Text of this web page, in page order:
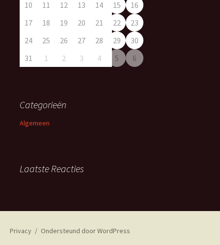
10
11 12 13 14 15
16
17
18 19 20 21 22
23
24
25 26 27 28 29
30
31
1 2 3 4 5 6
Categorieën
Algemeen
Laatste Reacties
Privacy Ondersteund door WordPress